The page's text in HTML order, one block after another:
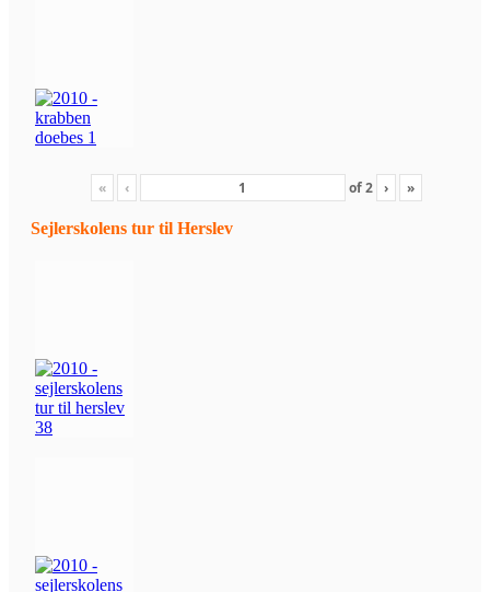
« ‹ of2 › »
Sejlerskolens tur til Herslev